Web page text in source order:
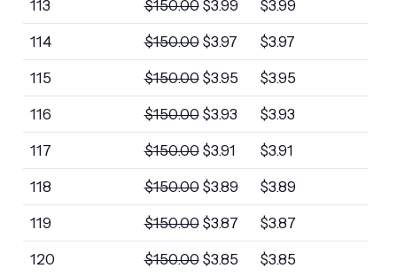
113 $150.00 $3.99 $3.99
114 $150.00 $3.97 $3.97
115 $150.00 $3.95 $3.95
116 $150.00 $3.93 $3.93
117 $150.00 $3.91 $3.91
118 $150.00 $3.89 $3.89
119 $150.00 $3.87 $3.87
120 $150.00 $3.85 $3.85